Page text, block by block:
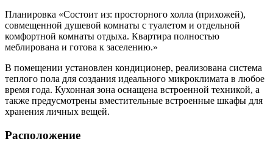
Планировка «Состоит из: просторного холла (прихожей),
совмещенной душевой комнаты с туалетом и отдельной
комфортной комнаты отдыха. Квартира полностью
меблирована и готова к заселению.»
В помещении установлен кондиционер, реализована система
теплого пола для создания идеального микроклимата в любое
время года. Кухонная зона оснащена встроенной техникой, а
также предусмотрены вместительные встроенные шкафы для
хранения личных вещей.
Расположение